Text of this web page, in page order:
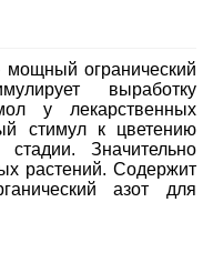
мощный огранический
выработку
у лекарственных
стимул к цветению
Значительно
растений. Содержит
азот для